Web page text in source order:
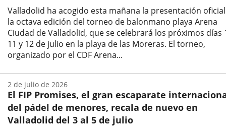
Valladolid ha acogido esta mañana la presentación
la octava edición del torneo de balonmano playa Arena
Ciudad de Valladolid, que se celebrará los próximos días
11 y 12 de julio en la playa de las Moreras. El torneo,
organizado por el CDF Arena...
la
noticia
El FIP Promises, el gran escaparate
del pádel de menores, recala de nuevo en
Valladolid del 3 al 5 de julio
2 de julio de 2026